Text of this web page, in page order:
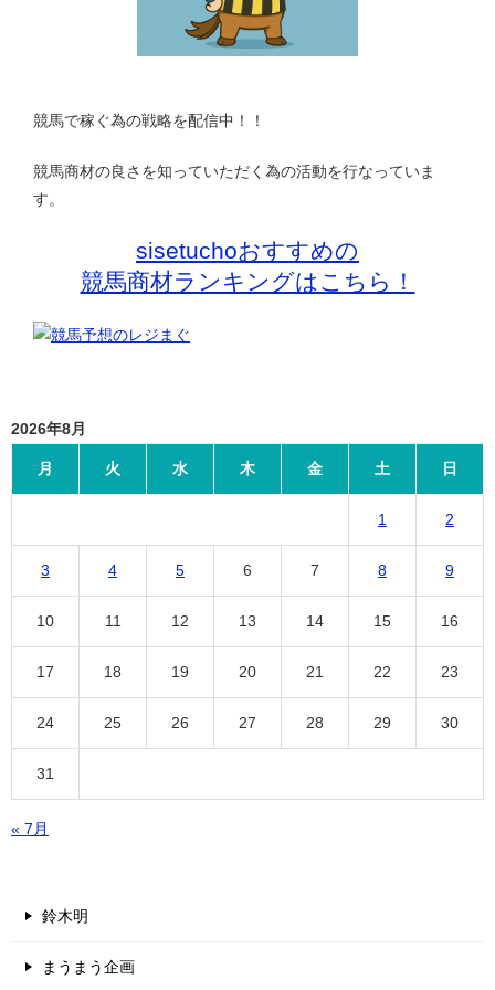
競馬で稼ぐ為の戦略を配信中！！
競馬商材の良さを知っていただく為の活動を行なっていま
す。
sisetuchoおすすめの
競馬商材ランキングはこちら！
2026年8月
月 火 水 木 金 土 日
1 2
3 4 5 6 7 8 9
10 11 12 13 14 15 16
17 18 19 20 21 22 23
24 25 26 27 28 29 30
31
« 7月
鈴木明
まうまう企画